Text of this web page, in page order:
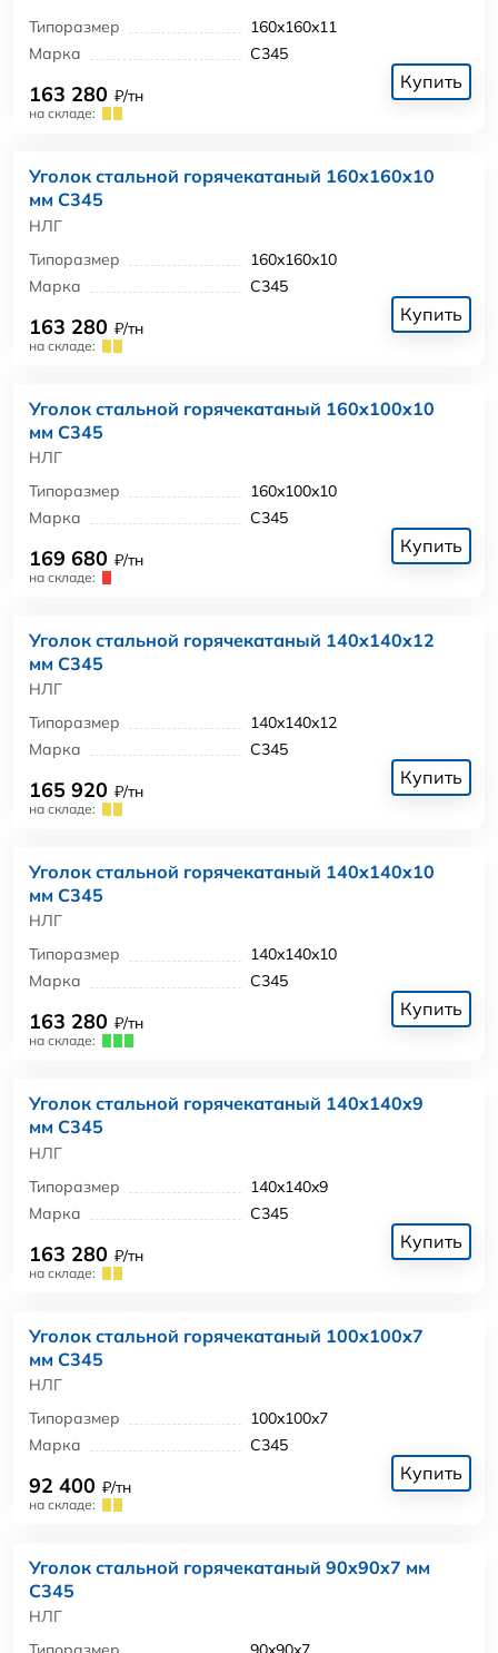
Типоразмер
160x160x11
Марка
С345
163 280 ₽/тн
на складе:
Купить
Уголок стальной горячекатаный 160x160x10
мм С345
НЛГ
Типоразмер
160x160x10
Марка
С345
163 280 ₽/тн
на складе:
Купить
Уголок стальной горячекатаный 160x100x10
мм С345
НЛГ
Типоразмер
160x100x10
Марка
С345
169 680 ₽/тн
на складе:
Купить
Уголок стальной горячекатаный 140x140x12
мм С345
НЛГ
Типоразмер
140x140x12
Марка
С345
165 920 ₽/тн
на складе:
Купить
Уголок стальной горячекатаный 140x140x10
мм С345
НЛГ
Типоразмер
140x140x10
Марка
С345
163 280 ₽/тн
на складе:
Купить
Уголок стальной горячекатаный 140x140x9
мм С345
НЛГ
Типоразмер
140x140x9
Марка
С345
163 280 ₽/тн
на складе:
Купить
Уголок стальной горячекатаный 100x100x7
мм С345
НЛГ
Типоразмер
100x100x7
Марка
С345
92 400 ₽/тн
на складе:
Купить
Уголок стальной горячекатаный 90x90x7 мм
С345
НЛГ